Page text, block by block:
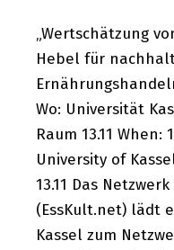
„Wertschätzung
Hebel für
Wo: Universität
Raum 13.11 When:
University of
13.11 Das
(EssKult.net) lädt
Kassel zum